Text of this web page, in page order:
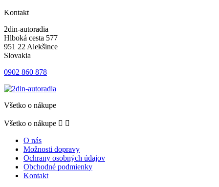
Kontakt
2din-autoradia
Hlboká cesta 577
951 22 Alekšince
Slovakia
0902 860 878
Všetko o nákupe
Všetko o nákupe  
O nás
Možnosti dopravy
Ochrany osobných údajov
Obchodné podmienky
Kontakt